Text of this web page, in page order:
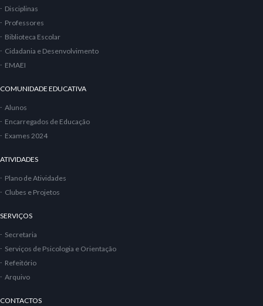
Disciplinas
Professores
Biblioteca Escolar
Cidadania e Desenvolvimento
EMAEI
COMUNIDADE EDUCATIVA
Alunos
Encarregados de Educação
Exames 2024
ATIVIDADES
Plano de Atividades
Clubes e Projetos
SERVIÇOS
Secretaria
Serviços de Psicologia e Orientação
Refeitório
Arquivo
CONTACTOS